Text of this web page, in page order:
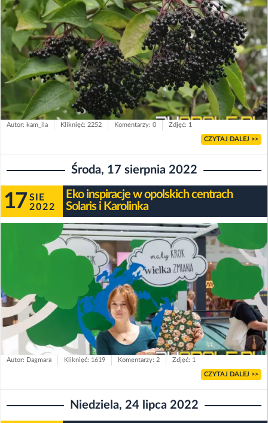
Autor: kam_ila Kliknięć: 2252 Komentarzy: 0 Zdjęć: 1
CZYTAJ DALEJ >>
Środa, 17 sierpnia 2022
17 SIE
2022
Eko inspiracje w opolskich centrach
Solaris i Karolinka
Autor: Dagmara Kliknięć: 1619 Komentarzy: 2 Zdjęć: 1
CZYTAJ DALEJ >>
Niedziela, 24 lipca 2022